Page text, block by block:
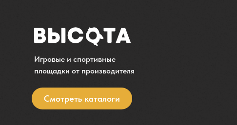
Смотреть каталоги
Игровые и спортивные
площадки от производителя